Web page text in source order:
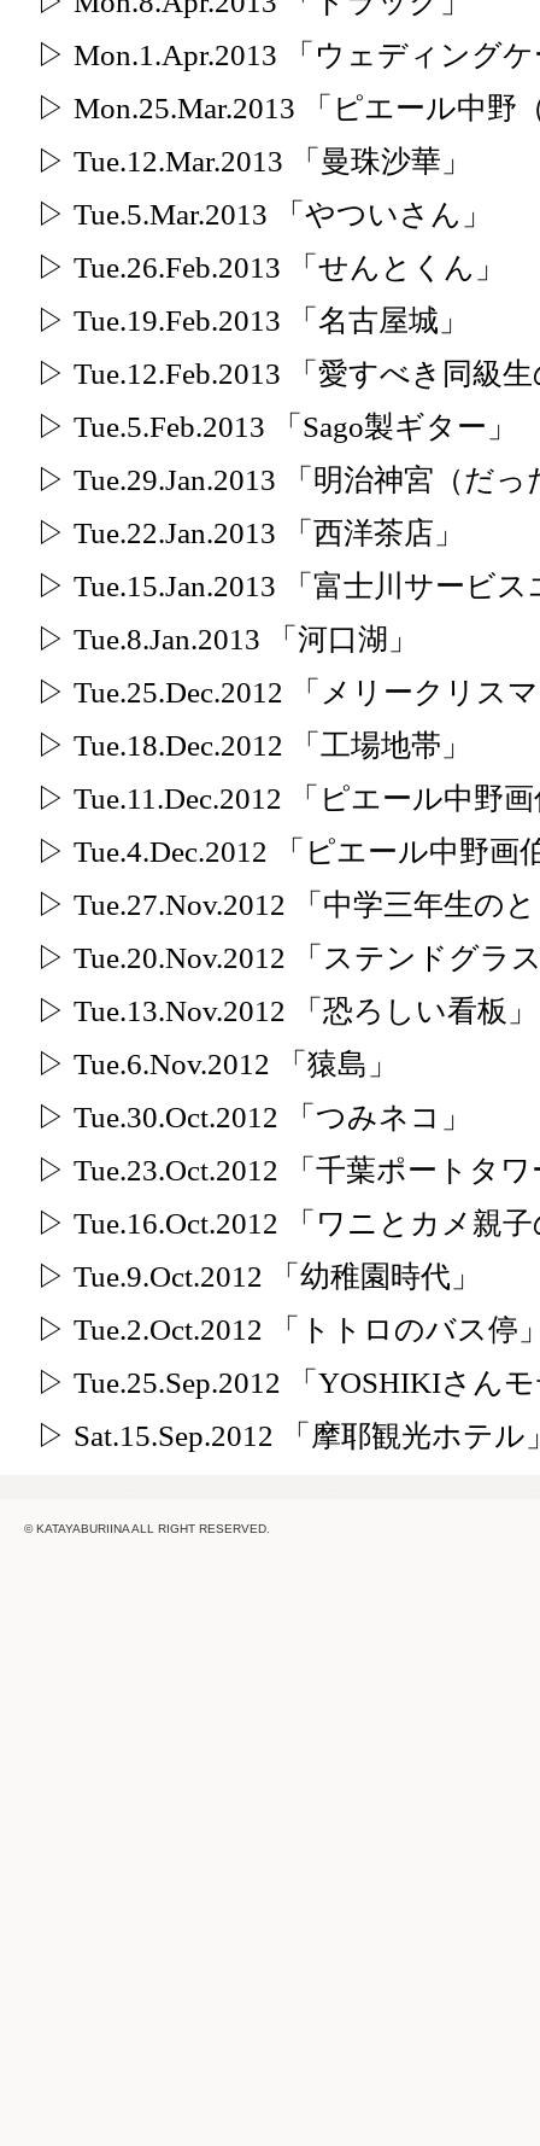
▷ Mon.1.Apr.2013 「ウェディング
▷ Mon.25.Mar.2013 「ピエール中野
▷ Tue.12.Mar.2013 「曼珠沙華」
▷ Tue.5.Mar.2013 「やついさん」
▷ Tue.26.Feb.2013 「せんとくん」
▷ Tue.19.Feb.2013 「名古屋城」
▷ Tue.12.Feb.2013 「愛すべき同級
▷ Tue.5.Feb.2013 「Sago製ギター」
▷ Tue.29.Jan.2013 「明治神宮（だ
▷ Tue.22.Jan.2013 「西洋茶店」
▷ Tue.15.Jan.2013 「富士川サービ
▷ Tue.8.Jan.2013 「河口湖」
▷ Tue.25.Dec.2012 「メリークリス
▷ Tue.18.Dec.2012 「工場地帯」
▷ Tue.11.Dec.2012 「ピエール中野
▷ Tue.4.Dec.2012 「ピエール中野画
▷ Tue.27.Nov.2012 「中学三年生の
▷ Tue.20.Nov.2012 「ステンドグラ
▷ Tue.13.Nov.2012 「恐ろしい看板」
▷ Tue.6.Nov.2012 「猿島」
▷ Tue.30.Oct.2012 「つみネコ」
▷ Tue.23.Oct.2012 「千葉ポートタ
▷ Tue.16.Oct.2012 「ワニとカメ親
▷ Tue.9.Oct.2012 「幼稚園時代」
▷ Tue.2.Oct.2012 「トトロのバス停
▷ Tue.25.Sep.2012 「YOSHIKIさん
▷ Sat.15.Sep.2012 「摩耶観光ホテル
© KATAYABURIINA ALL RIGHT RESERVED.